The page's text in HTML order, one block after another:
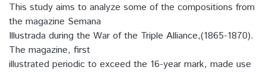
This study aims to analyze some of the compositions from
the magazine Semana
Illustrada during the War of the Triple Alliance,(1865-1870).
The magazine, first
illustrated periodic to exceed the 16-year mark, made use